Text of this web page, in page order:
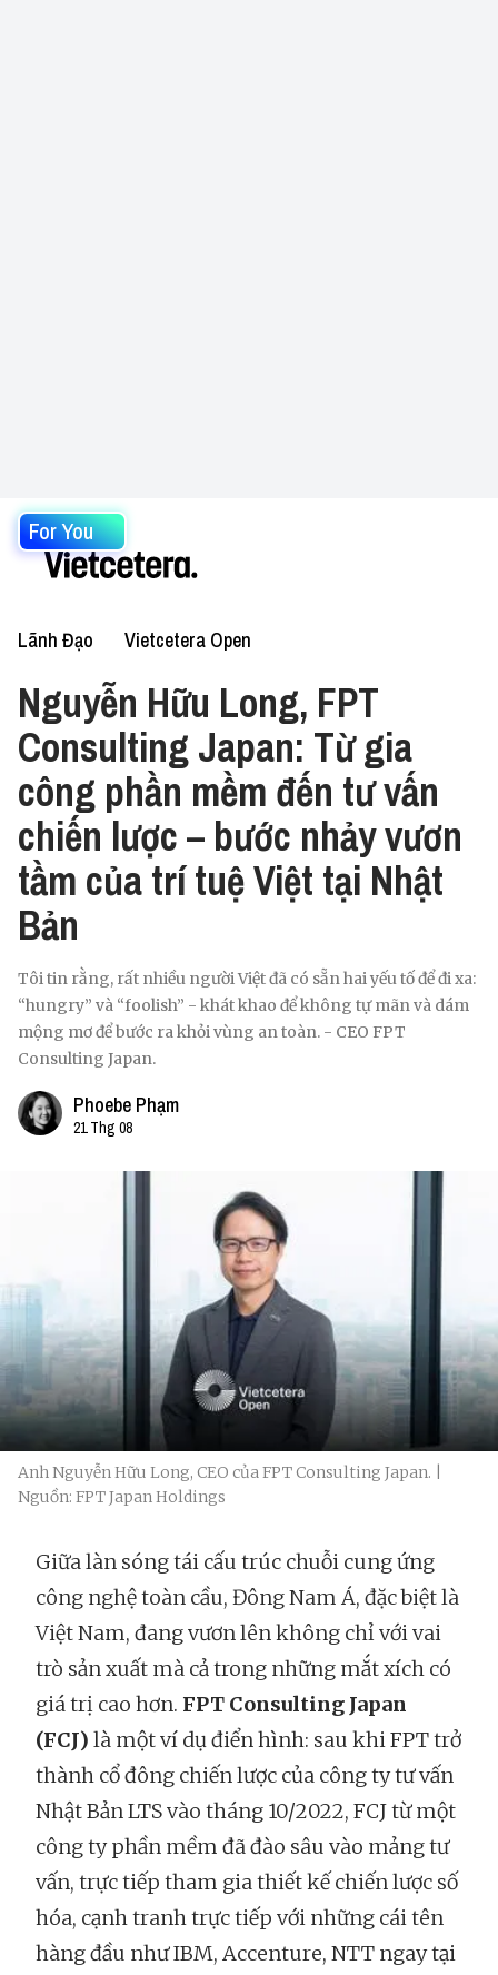
For You
Lãnh Đạo Vietcetera Open
Nguyễn Hữu Long, FPT
Consulting Japan: Từ gia
công phần mềm đến tư vấn
chiến lược – bước nhảy vươn
tầm của trí tuệ Việt tại Nhật
Bản
Tôi tin rằng, rất nhiều người Việt đã có sẵn hai yếu tố để đi xa:
“hungry” và “foolish” - khát khao để không tự mãn và dám
mộng mơ để bước ra khỏi vùng an toàn. - CEO FPT
Consulting Japan.
Phoebe Phạm
21 Thg 08
Anh Nguyễn Hữu Long, CEO của FPT Consulting Japan. |
Nguồn: FPT Japan Holdings
Giữa làn sóng tái cấu trúc chuỗi cung ứng
công nghệ toàn cầu, Đông Nam Á, đặc biệt là
Việt Nam, đang vươn lên không chỉ với vai
trò sản xuất mà cả trong những mắt xích có
giá trị cao hơn. FPT Consulting Japan
(FCJ) là một ví dụ điển hình: sau khi FPT trở
thành cổ đông chiến lược của công ty tư vấn
Nhật Bản LTS vào tháng 10/2022, FCJ từ một
công ty phần mềm đã đào sâu vào mảng tư
vấn, trực tiếp tham gia thiết kế chiến lược số
hóa, cạnh tranh trực tiếp với những cái tên
hàng đầu như IBM, Accenture, NTT ngay tại